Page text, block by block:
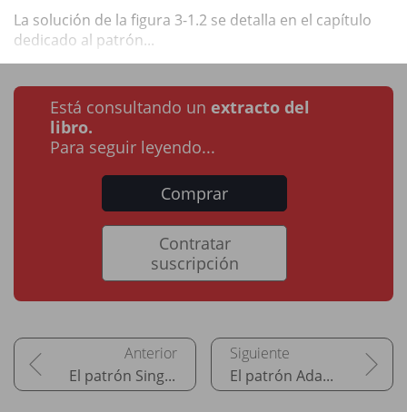
La solución de la figura 3-1.2 se detalla en el capítulo
dedicado al patrón...
Está consultando un extracto del
libro.
Para seguir leyendo...
Comprar
Contratar
suscripción
El patrón Singleton El patrón Adapter